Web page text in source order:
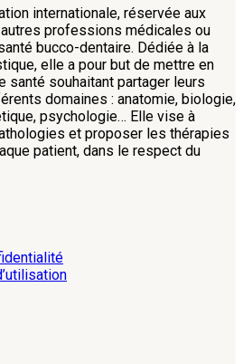
internationale, réservée aux
professions médicales ou
bucco-dentaire. Dédiée à la
elle a pour but de mettre en
santé souhaitant partager leurs
domaines : anatomie, biologie,
psychologie… Elle vise à
et proposer les thérapies
patient, dans le respect du